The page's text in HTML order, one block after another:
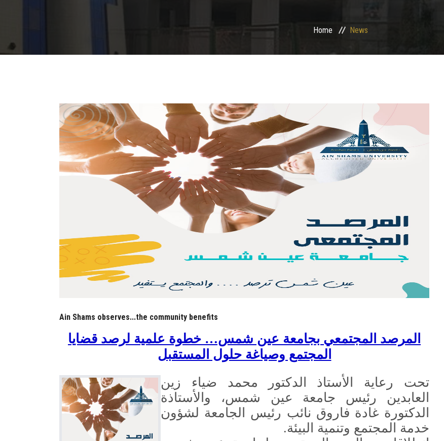
Home News
Ain Shams observes...the community benefits
المرصد المجتمعي بجامعة عين شمس… خطوة علمية لرصد قضايا
المجتمع وصياغة حلول المستقبل
تحت رعاية الأستاذ الدكتور محمد ضياء زين
العابدين رئيس جامعة عين شمس، والأستاذة
الدكتورة غادة فاروق نائب رئيس الجامعة لشؤون
خدمة المجتمع وتنمية البيئة.